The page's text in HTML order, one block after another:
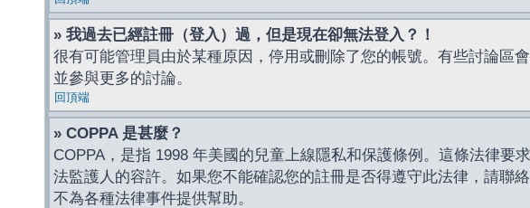
» 我過去已經註冊（登入）過，但是現在卻無法登入？！
很有可能管理員由於某種原因，停用或刪除了您的帳號。有些討論區
並參與更多的討論。
回頂端
» COPPA 是甚麼？
COPPA，是指 1998 年美國的兒童上線隱私和保護條例。這條法律
法監護人的容許。如果您不能確認您的註冊是否得遵守此法律，請聯
不為各種法律事件提供幫助。